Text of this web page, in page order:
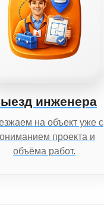
инженера
на объект уже с
проекта и
объёма работ.